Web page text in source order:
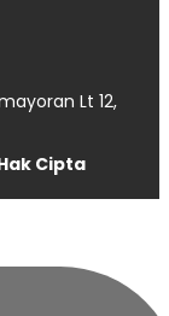
Lt 12,
Cipta